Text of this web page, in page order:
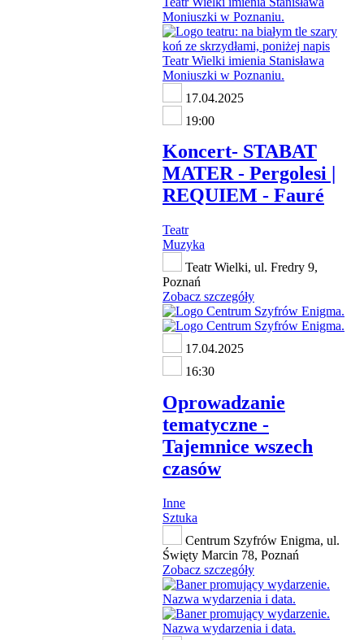
17.04.2025
19:00
Koncert- STABAT
MATER - Pergolesi |
REQUIEM - Fauré
Teatr
Muzyka
Teatr Wielki, ul. Fredry 9,
Poznań
Zobacz szczegóły
17.04.2025
16:30
Oprowadzanie
tematyczne -
Tajemnice wszech
czasów
Inne
Sztuka
Centrum Szyfrów Enigma, ul.
Święty Marcin 78, Poznań
Zobacz szczegóły